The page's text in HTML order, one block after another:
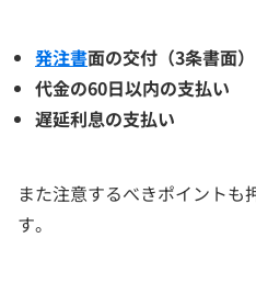
発注書面の交付（3条書面）
代金の60日以内の支払い
遅延利息の支払い
また注意するべきポイントも
す。